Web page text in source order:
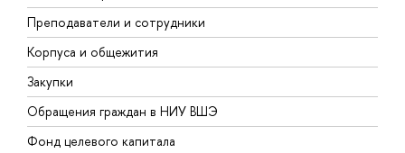
Преподаватели и сотрудники
Корпуса и общежития
Закупки
Обращения граждан в НИУ ВШЭ
Фонд целевого капитала